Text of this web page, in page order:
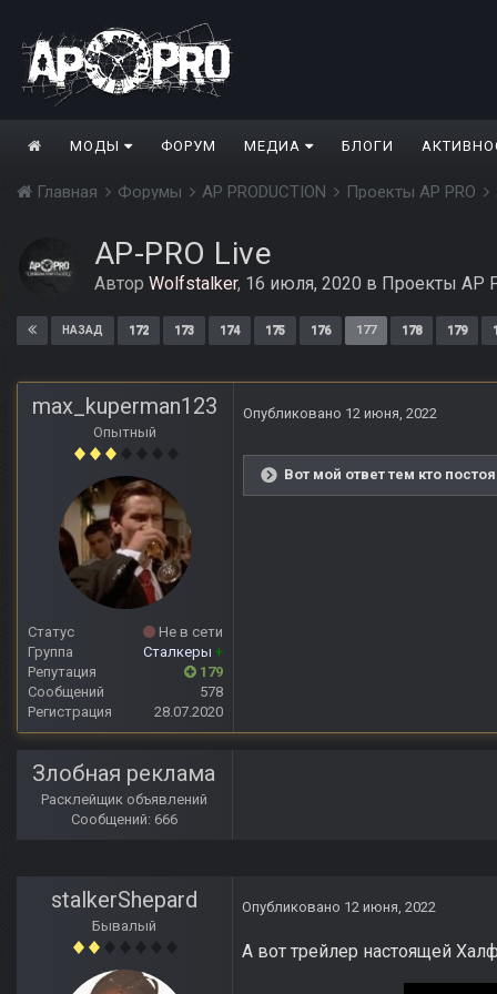
МОДЫ ФОРУМ МЕДИА БЛОГИ
Главная Форумы AP PRODUCTION Проекты AP PRO
AP-PRO Live
Автор Wolfstalker, 16 июля, 2020 в Проекты AP
НАЗАД 172 173 174 175 176 177 178 179
max_kuperman123
Опытный
Статус
Не в сети
Группа
Сталкеры +
Репутация
179
Сообщений
578
Регистрация
28.07.2020
Опубликовано 12 июня, 2022
Вот мой ответ тем кто
Злобная реклама
Расклейщик объявлений
Сообщений: 666
stalkerShepard
Бывалый
Опубликовано 12 июня, 2022
А вот трейлер настоящей